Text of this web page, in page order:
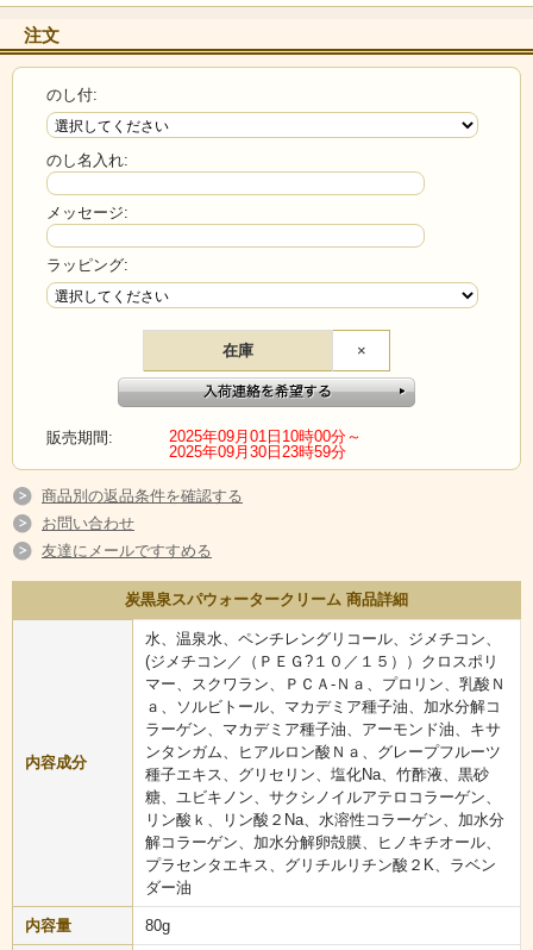
注文
のし付:
のし名入れ:
メッセージ:
ラッピング:
在庫 ×
販売期間:
2025年09月01日10時00分～
2025年09月30日23時59分
商品別の返品条件を確認する
お問い合わせ
友達にメールですすめる
炭黒泉スパウォータークリーム 商品詳細
内容成分
水、温泉水、ペンチレングリコール、ジメチコン、
(ジメチコン／（ＰＥＧ?１０／１５））クロスポリ
マー、スクワラン、ＰＣＡ-Ｎａ、プロリン、乳酸Ｎ
ａ、ソルビトール、マカデミア種子油、加水分解コ
ラーゲン、マカデミア種子油、アーモンド油、キサ
ンタンガム、ヒアルロン酸Ｎａ、グレープフルーツ
種子エキス、グリセリン、塩化Na、竹酢液、黒砂
糖、ユビキノン、サクシノイルアテロコラーゲン、
リン酸ｋ、リン酸２Na、水溶性コラーゲン、加水分
解コラーゲン、加水分解卵殻膜、ヒノキチオール、
プラセンタエキス、グリチルリチン酸２K、ラベン
ダー油
内容量 80g